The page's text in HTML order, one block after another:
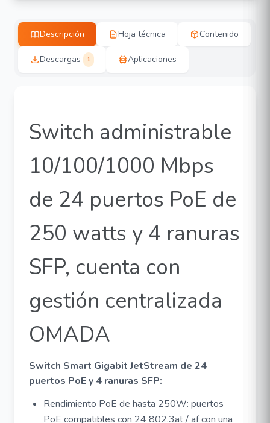
Descripción Hoja técnica Contenido
Descargas 1 Aplicaciones
Switch administrable
10/100/1000 Mbps
de 24 puertos PoE de
250 watts y 4 ranuras
SFP, cuenta con
gestión centralizada
OMADA
Switch Smart Gigabit JetStream de 24
puertos PoE y 4 ranuras SFP:
Rendimiento PoE de hasta 250W: puertos
PoE compatibles con 24 802.3at / af con una